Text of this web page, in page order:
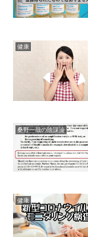
健康
桑野一哉の陰謀論
健康